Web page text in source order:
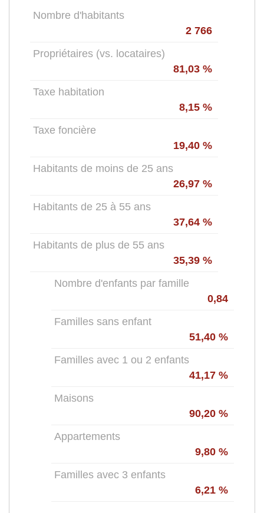
Nombre d'habitants
2 766
Propriétaires (vs. locataires)
81,03 %
Taxe habitation
8,15 %
Taxe foncière
19,40 %
Habitants de moins de 25 ans
26,97 %
Habitants de 25 à 55 ans
37,64 %
Habitants de plus de 55 ans
35,39 %
Nombre d'enfants par famille
0,84
Familles sans enfant
51,40 %
Familles avec 1 ou 2 enfants
41,17 %
Maisons
90,20 %
Appartements
9,80 %
Familles avec 3 enfants
6,21 %